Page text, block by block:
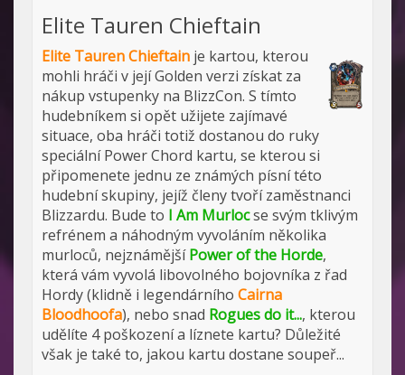
Elite Tauren Chieftain
Elite Tauren Chieftain je kartou, kterou
mohli hráči v její Golden verzi získat za
nákup vstupenky na BlizzCon. S tímto
hudebníkem si opět užijete zajímavé
situace, oba hráči totiž dostanou do ruky
speciální Power Chord kartu, se kterou si
připomenete jednu ze známých písní této
hudební skupiny, jejíž členy tvoří zaměstnanci
Blizzardu. Bude to I Am Murlocse svým tklivým
refrénem a náhodným vyvoláním několika
murloců, nejznámějšíPower of the Horde,
která vám vyvolá libovolného bojovníka z řad
Hordy (klidně i legendárního Cairna
Bloodhoofa), nebo snad Rogues do it..., kterou
udělíte 4 poškození a líznete kartu? Důležité
však je také to, jakou kartu dostane soupeř...